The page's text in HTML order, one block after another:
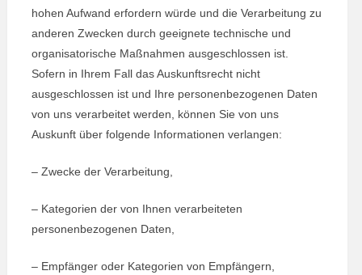
hohen Aufwand erfordern würde und die Verarbeitung zu
anderen Zwecken durch geeignete technische und
organisatorische Maßnahmen ausgeschlossen ist.
Sofern in Ihrem Fall das Auskunftsrecht nicht
ausgeschlossen ist und Ihre personenbezogenen Daten
von uns verarbeitet werden, können Sie von uns
Auskunft über folgende Informationen verlangen:
– Zwecke der Verarbeitung,
– Kategorien der von Ihnen verarbeiteten
personenbezogenen Daten,
– Empfänger oder Kategorien von Empfängern,